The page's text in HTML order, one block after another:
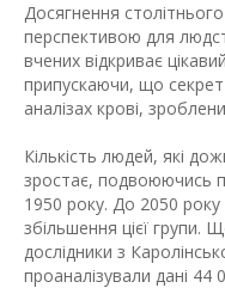
Досягнення
перспективою для
вчених відкриває
припускаючи, що
аналізах крові,
Кількість людей, які
зростає, подвоюючись
1950 року. До 2050 року
збільшення цієї групи.
дослідники з
проаналізували дані 44